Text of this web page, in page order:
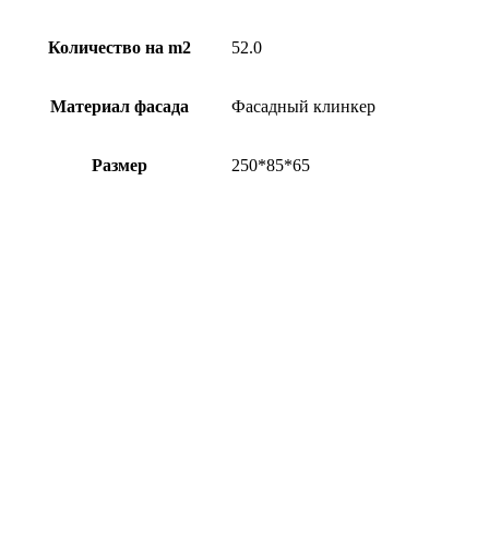
Количество на m2 52.0
Материал фасада Фасадный клинкер
Размер 250*85*65